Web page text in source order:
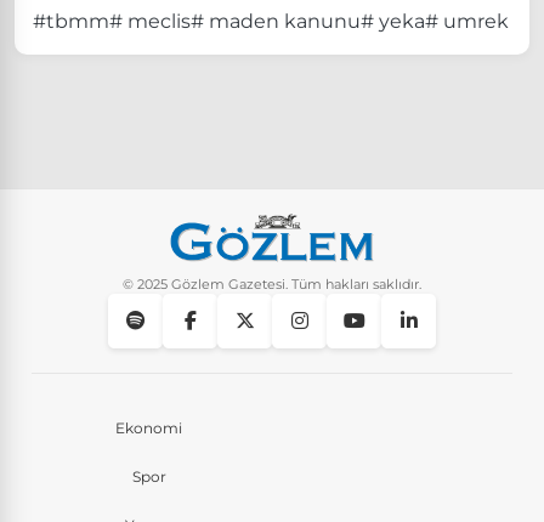
#tbmm# meclis# maden kanunu# yeka# umrek
© 2025 Gözlem Gazetesi. Tüm hakları saklıdır.
Ekonomi
Spor